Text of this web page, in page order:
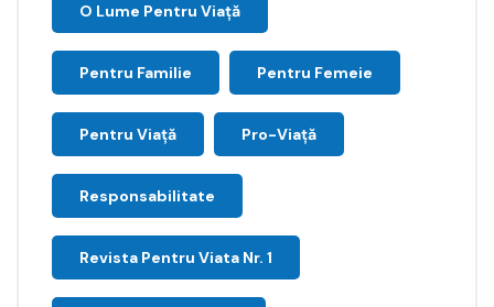
O Lume Pentru Viață
Pentru Familie Pentru Femeie
Pentru Viață Pro-Viață
Responsabilitate
Revista Pentru Viata Nr. 1